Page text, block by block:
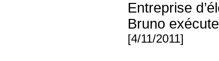
Entreprise
Bruno
[4/11/2011]